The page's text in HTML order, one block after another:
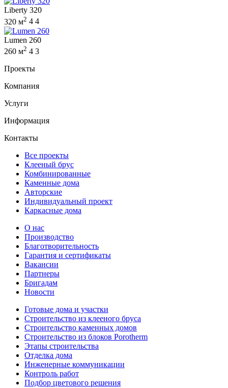
Liberty 320
320 м2 4 4
Lumen 260
260 м2 4 3
Проекты
Компания
Услуги
Информация
Контакты
Все проекты
Клееный брус
Комбинированные
Каменные дома
Авторские
Индивидуальный проект
Каркасные дома
О нас
Производство
Благотворительность
Гарантия и сертификаты
Вакансии
Партнеры
Бригадам
Новости
Готовые дома и участки
Строительство из клееного бруса
Строительство каменных домов
Строительство из блоков Porotherm
Этапы строительства
Отделка дома
Инженерные коммуникации
Контроль работ
Подбор цветового решения